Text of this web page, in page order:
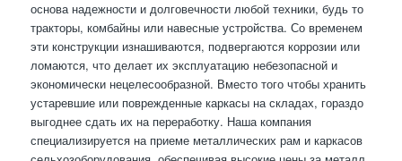
основа надежности и долговечности любой техники, будь то
тракторы, комбайны или навесные устройства. Со временем
эти конструкции изнашиваются, подвергаются коррозии или
ломаются, что делает их эксплуатацию небезопасной и
экономически нецелесообразной. Вместо того чтобы хранить
устаревшие или поврежденные каркасы на складах, гораздо
выгоднее сдать их на переработку. Наша компания
специализируется на приеме металлических рам и каркасов